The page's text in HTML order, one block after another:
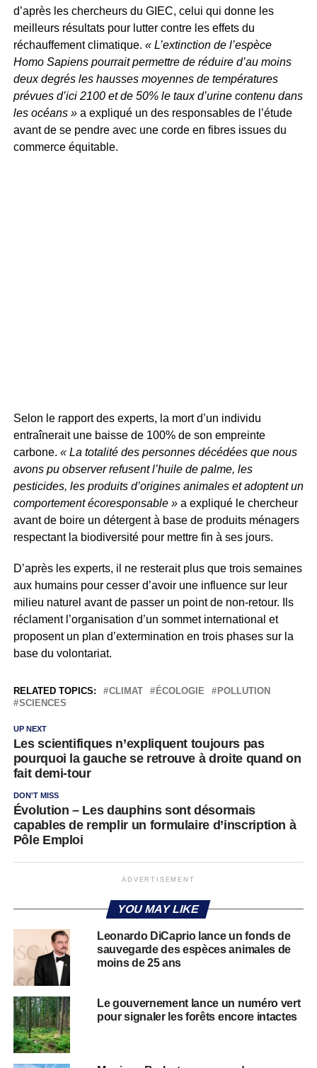
d’après les chercheurs du GIEC, celui qui donne les
meilleurs résultats pour lutter contre les effets du
réchauffement climatique. « L’extinction de l’espèce
Homo Sapiens pourrait permettre de réduire d’au moins
deux degrés les hausses moyennes de températures
prévues d’ici 2100 et de 50% le taux d’urine contenu dans
les océans »a expliqué un des responsables de l’étude
avant de se pendre avec une corde en fibres issues du
commerce équitable.
Selon le rapport des experts, la mort d’un individu
entraînerait une baisse de 100% de son empreinte
carbone. « La totalité des personnes décédées que nous
avons pu observer refusent l’huile de palme, les
pesticides, les produits d’origines animales et adoptent un
comportement écoresponsable »a expliqué le chercheur
avant de boire un détergent à base de produits ménagers
respectant la biodiversité pour mettre fin à ses jours.
D’après les experts, il ne resterait plus que trois semaines
aux humains pour cesser d’avoir une influence sur leur
milieu naturel avant de passer un point de non-retour. Ils
réclament l’organisation d’un sommet international et
proposent un plan d’extermination en trois phases sur la
base du volontariat.
RELATED TOPICS: CLIMAT ÉCOLOGIE
POLLUTION
SCIENCES
UP NEXT
Les scientifiques n’expliquent toujours pas
pourquoi la gauche se retrouve à droite quand on
fait demi-tour
DON'T MISS
Évolution – Les dauphins sont désormais
capables de remplir un formulaire d’inscription à
Pôle Emploi
ADVERTISEMENT
YOU MAY LIKE
Leonardo DiCaprio lance un fonds de
sauvegarde des espèces animales de
moins de 25 ans
Le gouvernement lance un numéro vert
pour signaler les forêts encore intactes